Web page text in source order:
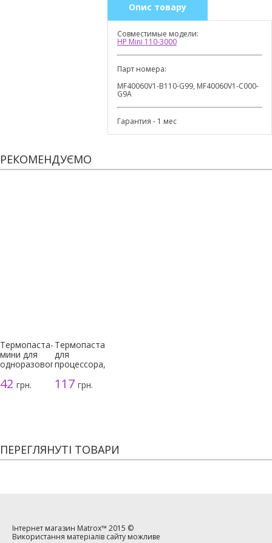
Опис товару
Совместимые модели:
HP Mini 110-3000
Парт номера:
MF40060V1-B110-G99, MF40060V1-C000-
G9A
Гарантия - 1 мес
РЕКОМЕНДУЄМО
Термопаста-
мини для
одноразового
42 грн.
Термопаста
для
процессора,
117грн.
ПЕРЕГЛЯНУТІ ТОВАРИ
Інтернет магазин Matrox™ 2015 ©
Використання матеріалів сайту можливе